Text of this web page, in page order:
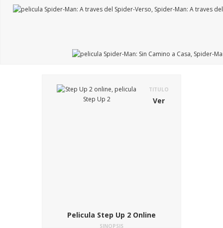
TITULO
Ver
Pelicula Step Up 2 Online
SINOPSIS